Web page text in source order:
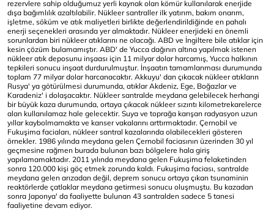
rezervlere sahip olduğumuz yerli kaynak olan kömür kullanılarak enerjide
dışa bağımlılık azaltılabilir. Nükleer santraller ilk yatırım, bakım onarım,
işletme, söküm ve atık maliyetleri birlikte değerlendirildiğinde en pahalı
enerji seçenekleri arasında yer almaktadır. Nükleer enerjideki en önemli
sorunlardan biri nükleer atıklarını ne olacağı. ABD ve İngiltere bile atıklar için
kesin çözüm bulamamıştır. ABD' de Yucca dağının altına yapılmak istenen
nükleer atık deposunu inşaası için 11 milyar dolar harcamış, Yucca halkının
tepkileri sonucu inşaat durdurulmuştur. İnşaatın tamamlanması durumunda
toplam 77 milyar dolar harcanacaktır. Akkuyu' dan çıkacak nükleer atıkların
Rusya' ya götürülmesi durumunda, atıklar Akdeniz, Ege, Boğazlar ve
Karadeniz' i dolaşacaktır. Nükleer santralde meydana gelebilecek herhangi
bir büyük kaza durumunda, ortaya çıkacak nükleer sızıntı kilometrekarelerce
alan kullanılamaz hale gelecektir. Suya ve toprağa karışan radyasyon uzun
yıllar kaybolmamakta ve kanser vakalarını arttırmaktadır. Çernobil ve
Fukuşima faciaları, nükleer santral kazalarında olabilecekleri gösteren
örnekler. 1986 yılında meydana gelen Çernobil faciasının üzerinden 30 yıl
geçmesine rağmen burada bulunan bazı bölgelere hala giriş
yapılamamaktadır. 2011 yılında meydana gelen Fukuşima felaketinden
sonra 120.000 kişi göç etmek zorunda kaldı. Fukuşima faciası, santralde
meydana gelen arızadan değil, deprem sonucu ortaya çıkan tsunaminin
reaktörlerde çatlaklar meydana getirmesi sonucu oluşmuştu. Bu kazadan
sonra Japonya' da faaliyette bulunan 43 santralden sadece 5 tanesi
faaliyetine devam ediyor.